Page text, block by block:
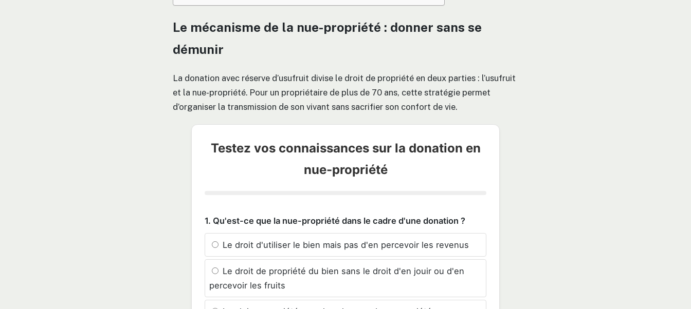
Le mécanisme de la nue-propriété : donner sans se
démunir
La donation avec réserve d’usufruit divise le droit de propriété en deux parties : l’usufruit
et la nue-propriété. Pour un propriétaire de plus de 70 ans, cette stratégie permet
d’organiser la transmission de son vivant sans sacrifier son confort de vie.
Testez vos connaissances sur la donation en
nue-propriété
1. Qu'est-ce que la nue-propriété dans le cadre d'une donation ?
Le droit d'utiliser le bien mais pas d'en percevoir les revenus
Le droit de propriété du bien sans le droit d'en jouir ou d'en
percevoir les fruits